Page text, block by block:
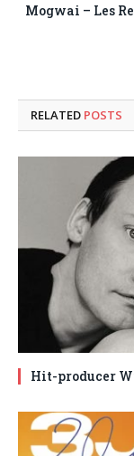
Mogwai – Les
RELATED POSTS
Hit-producer